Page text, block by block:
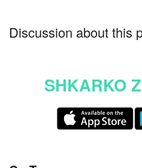
Discussion about this
SHKARKO